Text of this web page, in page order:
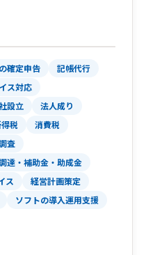
確定申告
記帳代行
ス対応
設立
法人成り
税
消費税
査
達・補助金・助成金
ス
経営計画策定
ソフトの導入運用支援